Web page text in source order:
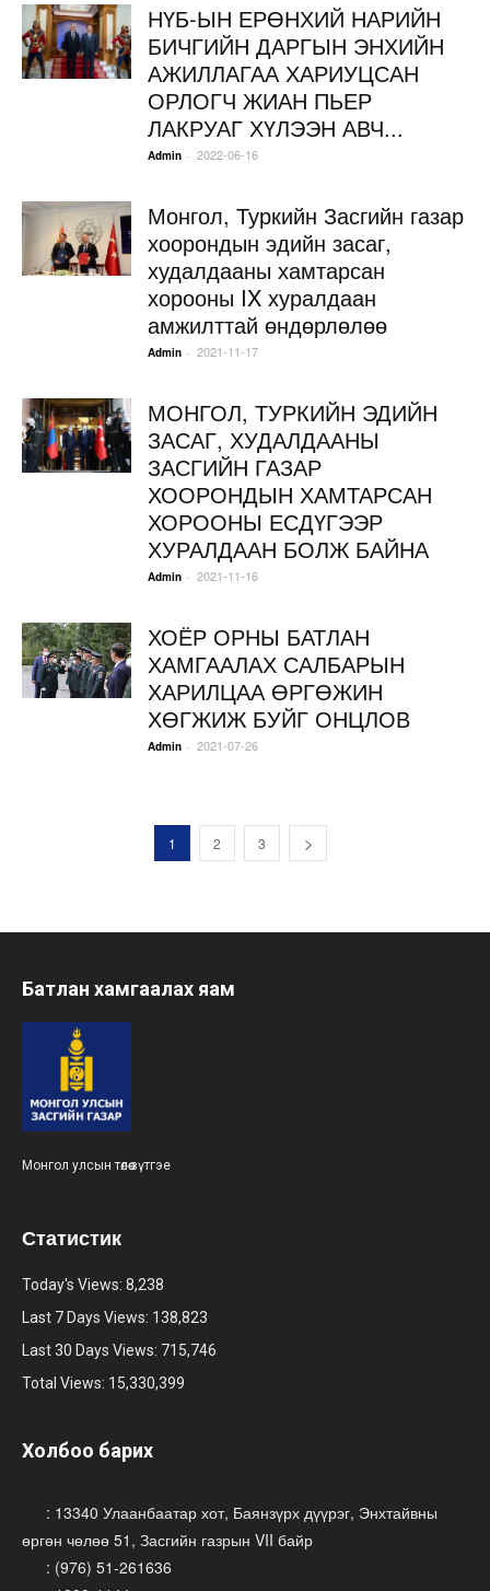
НҮБ-ЫН ЕРӨНХИЙ НАРИЙН
БИЧГИЙН ДАРГЫН ЭНХИЙН
АЖИЛЛАГАА ХАРИУЦСАН
ОРЛОГЧ ЖИАН ПЬЕР
ЛАКРУАГ ХҮЛЭЭН АВЧ...
Admin - 2022-06-16
Монгол, Туркийн Засгийн газар
хоорондын эдийн засаг,
худалдааны хамтарсан
хорооны IX хуралдаан
амжилттай өндөрлөлөө
Admin - 2021-11-17
МОНГОЛ, ТУРКИЙН ЭДИЙН
ЗАСАГ, ХУДАЛДААНЫ
ЗАСГИЙН ГАЗАР
ХООРОНДЫН ХАМТАРСАН
ХОРООНЫ ЕСДҮГЭЭР
ХУРАЛДААН БОЛЖ БАЙНА
Admin - 2021-11-16
ХОЁР ОРНЫ БАТЛАН
ХАМГААЛАХ САЛБАРЫН
ХАРИЛЦАА ӨРГӨЖИН
ХӨГЖИЖ БУЙГ ОНЦЛОВ
Admin - 2021-07-26
1 2 3
Батлан хамгаалах яам
Монгол улсын төлөө зүтгэе
Статистик
Today's Views: 8,238
Last 7 Days Views: 138,823
Last 30 Days Views: 715,746
Total Views: 15,330,399
Холбоо барих
: 13340 Улаанбаатар хот, Баянзүрх дүүрэг, Энхтайвны
өргөн чөлөө 51, Засгийн газрын VII байр
: (976) 51-261636